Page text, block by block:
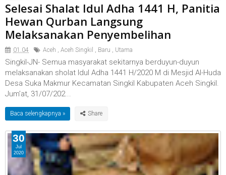
Selesai Shalat Idul Adha 1441 H, Panitia
Hewan Qurban Langsung
Melaksanakan Penyembelihan
01.04 Aceh , Aceh Singkil , Baru , Utama
Singkil-JN- Semua masyarakat sekitarnya berduyun-duyun
melaksanakan sholat Idul Adha 1441 H/2020 M di Mesjid Al-Huda
Desa Suka Makmur Kecamatan Singkil Kabupaten Aceh Singkil.
Jum’at, 31/07/202...
Baca selengkapnya »
30
Jul
2020